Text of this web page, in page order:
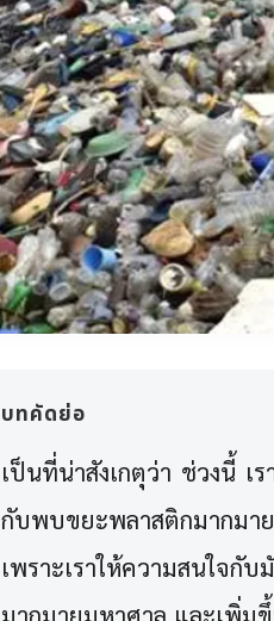
บทคัดย่อ
เป็นที่น่าสังเกตุว่า ช่วงนี้ เ
กับพบขยะพลาสติกมากม
เพราะเราให้ความสนใ